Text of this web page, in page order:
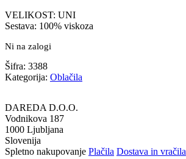
VELIKOST: UNI
Sestava: 100% viskoza
Ni na zalogi
Šifra: 3388
Kategorija: Oblačila
DAREDA D.O.O.
Vodnikova 187
1000 Ljubljana
Slovenija
Spletno nakupovanje Plačila Dostava in vračila